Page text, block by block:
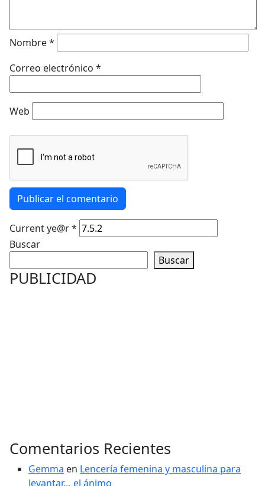
Nombre*
Correo electrónico *
Web
Publicar el comentario
Current ye@r*
Buscar
Buscar
PUBLICIDAD
Comentarios Recientes
Gemma en Lencería femenina y masculina para
levantar… el ánimo